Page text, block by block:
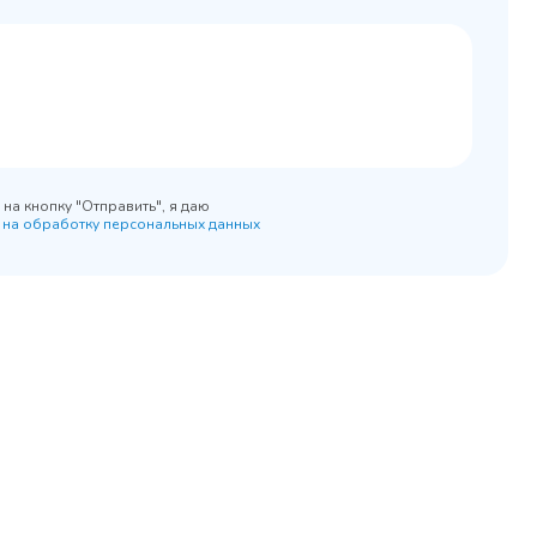
кнопку "Отправить", я даю
на обработку персональных данных